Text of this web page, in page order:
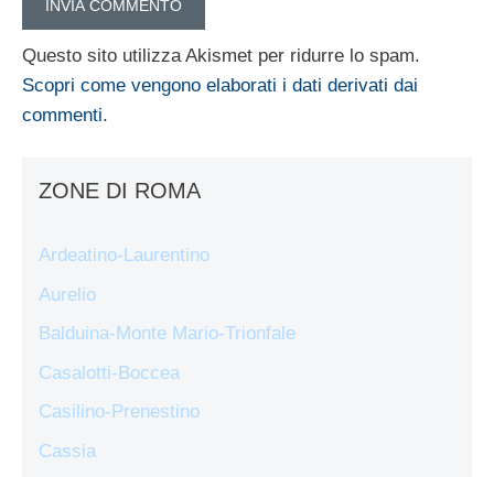
Questo sito utilizza Akismet per ridurre lo spam.
Scopri come vengono elaborati i dati derivati dai
commenti.
ZONE DI ROMA
Ardeatino-Laurentino
Aurelio
Balduina-Monte Mario-Trionfale
Casalotti-Boccea
Casilino-Prenestino
Cassia